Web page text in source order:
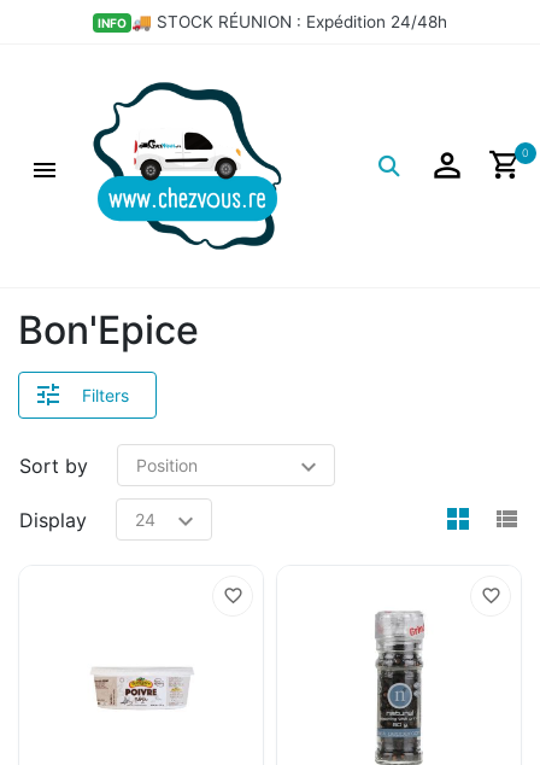
INFO 🚚 STOCK RÉUNION : Expédition 24/48h
0
Bon'Epice
Filters
Sort by
Display